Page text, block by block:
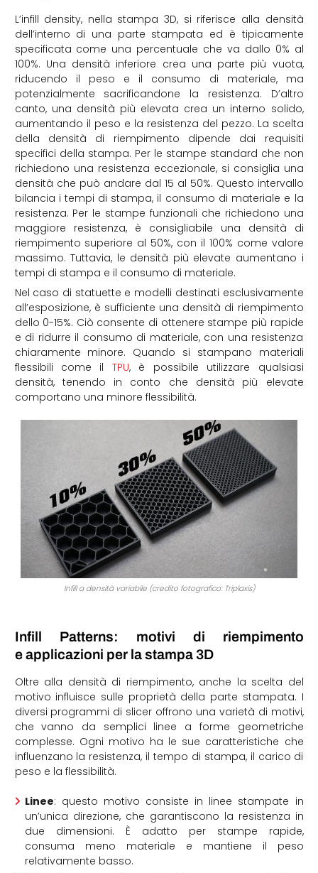
L’infill density, nella stampa 3D, si riferisce alla densità
dell’interno di una parte stampata ed è tipicamente
specificata come una percentuale che va dallo 0% al
100%. Una densità inferiore crea una parte più vuota,
riducendo il peso e il consumo di materiale, ma
potenzialmente sacrificandone la resistenza. D’altro
canto, una densità più elevata crea un interno solido,
aumentando il peso e la resistenza del pezzo. La scelta
della densità di riempimento dipende dai requisiti
specifici della stampa. Per le stampe standard che non
richiedono una resistenza eccezionale, si consiglia una
densità che può andare dal 15 al 50%. Questo intervallo
bilancia i tempi di stampa, il consumo di materiale e la
resistenza. Per le stampe funzionali che richiedono una
maggiore resistenza, è consigliabile una densità di
riempimento superiore al 50%, con il 100% come valore
massimo. Tuttavia, le densità più elevate aumentano i
tempi di stampa e il consumo di materiale.
Nel caso di statuette e modelli destinati esclusivamente
all’esposizione, è sufficiente una densità di riempimento
dello 0-15%. Ciò consente di ottenere stampe più rapide
e di ridurre il consumo di materiale, con una resistenza
chiaramente minore. Quando si stampano materiali
flessibili come il TPU, è possibile utilizzare qualsiasi
densità, tenendo in conto che densità più elevate
comportano una minore flessibilità.
Infill a densità variabile (credito fotografico: Triplaxis)
Infill Patterns: motivi di riempimento
e applicazioni per la stampa 3D
Oltre alla densità di riempimento, anche la scelta del
motivo influisce sulle proprietà della parte stampata. I
diversi programmi di slicer offrono una varietà di motivi,
che vanno da semplici linee a forme geometriche
complesse. Ogni motivo ha le sue caratteristiche che
influenzano la resistenza, il tempo di stampa, il carico di
peso e la flessibilità.
Linee: questo motivo consiste in linee stampate in
un’unica direzione, che garantiscono la resistenza in
due dimensioni. È adatto per stampe rapide,
consuma meno materiale e mantiene il peso
relativamente basso.